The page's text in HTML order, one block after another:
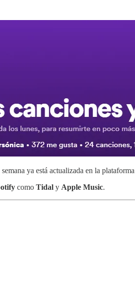
ya está actualizada en la
como Tidal y Apple Music.